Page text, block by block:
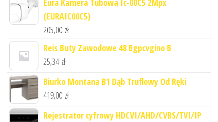
Eura Kamera Tubowa Ic-00C5 2Mpx
(EURAIC00C5)
205,00 zł
Reis Buty Zawodowe 48 Bgpcvgino B
25,34 zł
Biurko Montana B1 Dąb Truflowy Od Ręki
419,00 zł
Rejestrator cyfrowy HDCVI/AHD/CVBS/TVI/IP